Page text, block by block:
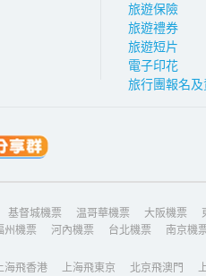
旅遊保險
旅遊禮券
旅遊短片
電子印花
旅行團報名
基督城機票 温哥華機票 大阪機票
州機票 河內機票 台北機票 南京機
海飛香港 上海飛東京 北京飛澳門